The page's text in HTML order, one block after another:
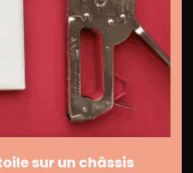
sur un châssis